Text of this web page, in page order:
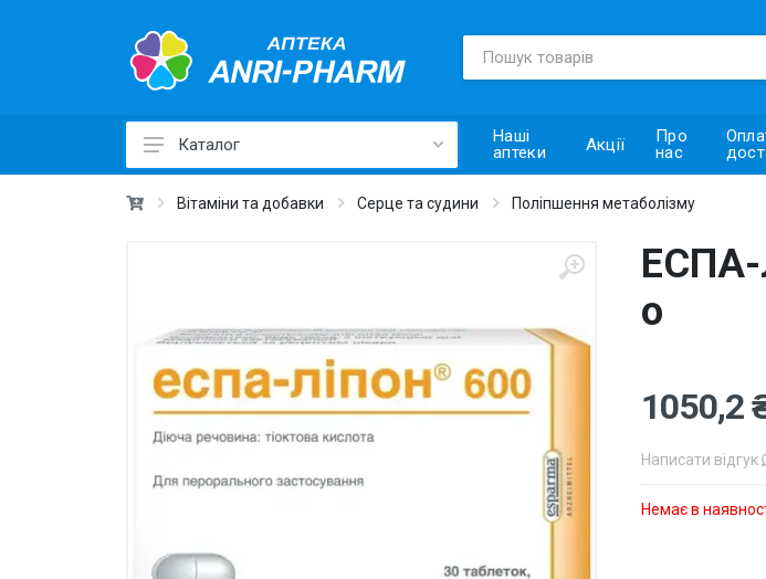
Каталог
Лікарські засоби ›
Вітаміни та добавки ›
Щоденна гігієна ›
Для дітей та мам ›
Косметика CODERMA KIDS
Наші
аптеки
Акції
Про
нас
Вітаміни та добавки Серце та судини Поліпшення метаболізму
ЕСПА-
о
Написати відгук
Немає в
1050,2